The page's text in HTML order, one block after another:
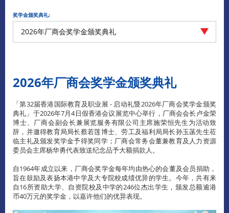
奖学金颁奖典礼:
2026年厂商会奖学金颁奖典礼
2026年厂商会奖学金颁奖典礼
「第32届香港国际教育及职业展 - 启动礼暨2026年厂商会奖学金颁奖
典礼」于2026年7月4日假香港会议展览中心举行，厂商会会长卢金荣
博士、厂商会副会长兼展览服务有限公司主席施荣恒先生为活动致
辞，并邀得教育局局长蔡若莲博士、劳工及福利局局长孙玉菡先生莅
临主礼及颁发奖学金予得奖同学；厂商会常务会董兼教育及人力资源
委员会主席杨华勇代表致送纪念品予大额捐款人。
自1964年成立以来，厂商会奖学金每年均由热心的会董及会员捐助，
旨在鼓励及表扬本港中学及大专院校成绩优异的学生。今年，共有来
自16所资助大学、自资院校及中学的246位杰出学生，颁发总额逾港
币40万元的奖学金，以嘉许他们的优异表现。